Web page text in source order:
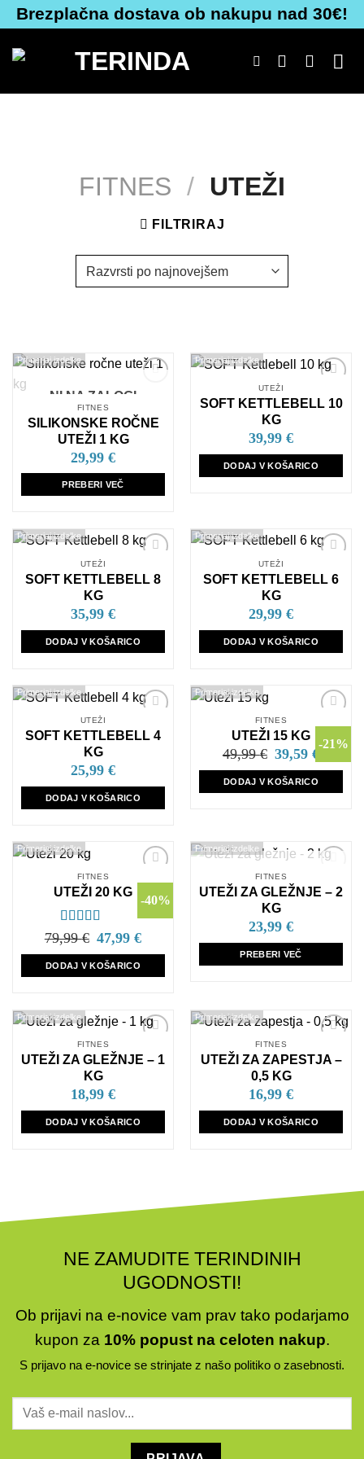
Skoči
na
vsebino
Brezplačna dostava ob nakupu nad 30€!
FITNES / UTEŽI
FILTRIRAJ
Dodaj
seznam
želja
NI NA ZALOGI
FITNES
SILIKONSKE ROČNE
UTEŽI 1 KG
29,99 €
PREBERI VEČ
Primerjaj izdelke
na
UTEŽI
SOFT KETTLEBELL 10
KG
39,99 €
DODAJ V KOŠARICO
Primerjaj izdelke
na
UTEŽI
SOFT KETTLEBELL 8
KG
35,99 €
DODAJ V KOŠARICO
Primerjaj izdelke
na
UTEŽI
SOFT KETTLEBELL 6
KG
29,99 €
DODAJ V KOŠARICO
Primerjaj izdelke
na
UTEŽI
SOFT KETTLEBELL 4
KG
25,99 €
DODAJ V KOŠARICO
Primerjaj izdelke
-21%
Dodaj
na
seznam
želja
FITNES
UTEŽI 15 KG
49,99€
Izvirna
cena
je
bila:
49,99 €.
39,59€ Trenutna
cena
je:
DODAJ V KOŠARICO
Primerjaj izdelke
-40%
Dodaj
na
seznam
želja
FITNES
UTEŽI 20 KG
Ocenjeno
5.00
79,99€
Izvirna
cena
je
bila:
79,99 €.
47,99€Trenutna
cena
je:
DODAJ V KOŠARICO
Primerjaj izdelke
na
NI NA ZALOGI
FITNES
UTEŽI ZA GLEŽNJE – 2
KG
23,99 €
PREBERI VEČ
Primerjaj izdelke
na
FITNES
UTEŽI ZA GLEŽNJE – 1
KG
18,99 €
DODAJ V KOŠARICO
Primerjaj izdelke
na
FITNES
UTEŽI ZA ZAPESTJA –
0,5 KG
16,99 €
DODAJ V KOŠARICO
Primerjaj izdelke
NE ZAMUDITE TERINDINIH
UGODNOSTI!
Ob prijavi na e-novice vam prav tako podarjamo
kupon za 10% popust na celoten nakup.
S prijavo na e-novice se strinjate z našo politiko o zasebnosti.